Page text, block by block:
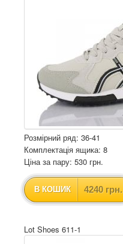
Розмірний ряд: 36-41
Комплектація ящика: 8
Ціна за пару: 530 грн.
В КОШИК 4240 грн.
Lot Shoes 611-1